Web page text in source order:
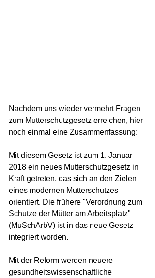
Nachdem uns wieder vermehrt Fragen
zum Mutterschutzgesetz erreichen, hier
noch einmal eine Zusammenfassung:
Mit diesem Gesetz ist zum 1. Januar
2018 ein neues Mutterschutzgesetz in
Kraft getreten, das sich an den Zielen
eines modernen Mutterschutzes
orientiert. Die frühere "Verordnung zum
Schutze der Mütter am Arbeitsplatz"
(MuSchArbV) ist in das neue Gesetz
integriert worden.
Mit der Reform werden neuere
gesundheitswissenschaftliche